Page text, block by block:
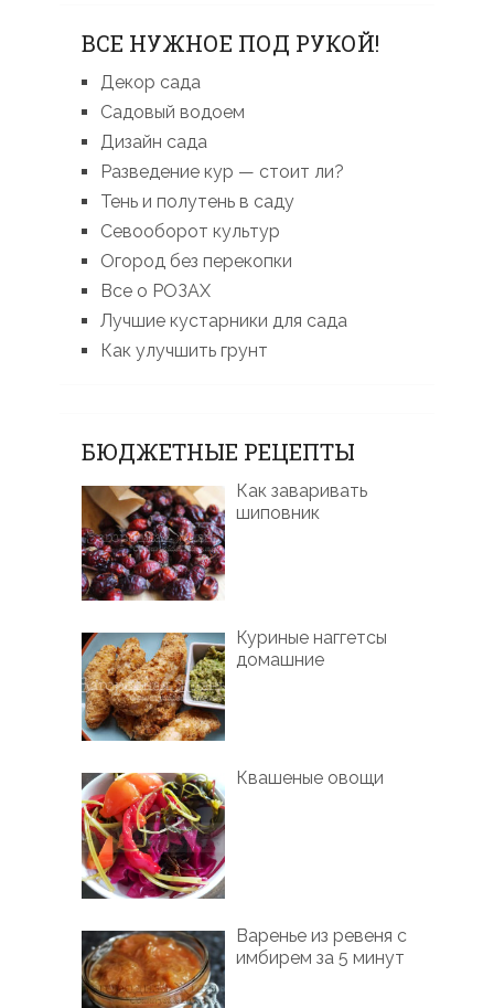
ВСЕ НУЖНОЕ ПОД РУКОЙ!
Декор сада
Садовый водоем
Дизайн сада
Разведение кур — стоит ли?
Тень и полутень в саду
Севооборот культур
Огород без перекопки
Все о РОЗАХ
Лучшие кустарники для сада
Как улучшить грунт
БЮДЖЕТНЫЕ РЕЦЕПТЫ
Как заваривать
шиповник
Куриные наггетсы
домашние
Квашеные овощи
Варенье из ревеня с
имбирем за 5 минут